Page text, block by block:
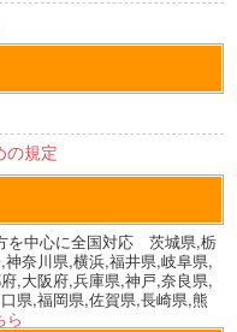
の規定
を中心に全国対応 茨城県,栃
奈川県,横浜,福井県,岐阜県,
,大阪府,兵庫県,神戸,奈良県,
県,福岡県,佐賀県,長崎県,熊
ら